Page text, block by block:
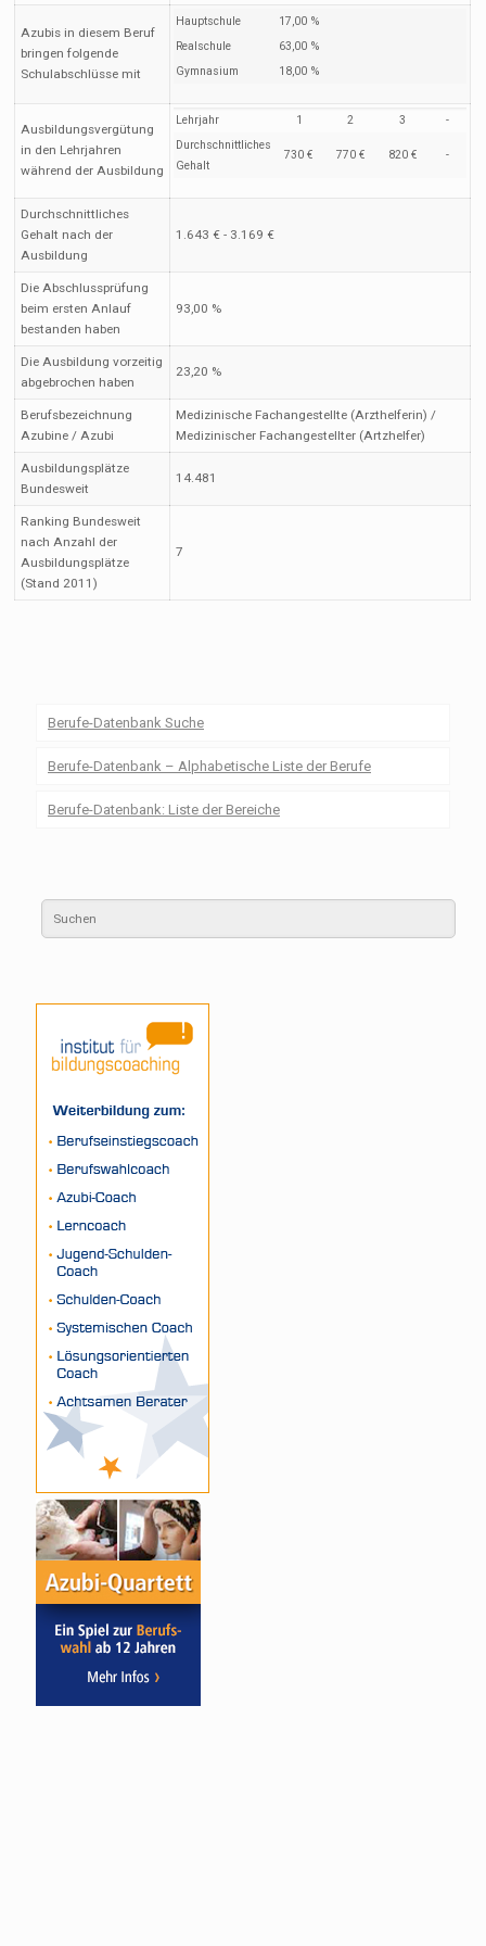
Azubis in diesem Beruf
bringen folgende
Schulabschlüsse mit
Hauptschule
17,00 %
Realschule
63,00 %
Gymnasium
18,00 %
Ausbildungsvergütung
in den Lehrjahren
während der Ausbildung
Lehrjahr 1 2 3
-
Durchschnittliches
Gehalt
730 € 770 € 820 € -
Durchschnittliches
Gehalt nach der
Ausbildung
1.643 € - 3.169 €
Die Abschlussprüfung
beim ersten Anlauf
bestanden haben
93,00 %
Die Ausbildung vorzeitig
abgebrochen haben
23,20 %
Berufsbezeichnung
Azubine / Azubi
Medizinische Fachangestellte (Arzthelferin) /
Medizinischer Fachangestellter (Artzhelfer)
Ausbildungsplätze
Bundesweit
14.481
Ranking Bundesweit
nach Anzahl der
Ausbildungsplätze
(Stand 2011)
7
Berufe-Datenbank Suche
Berufe-Datenbank – Alphabetische Liste der Berufe
Berufe-Datenbank: Liste der Bereiche